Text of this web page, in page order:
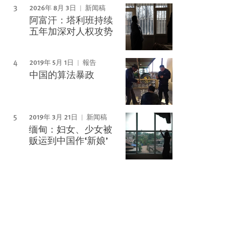
2026年 8月 3日 新闻稿
阿富汗：塔利班持续
五年加深对人权攻势
2019年 5月 1日 報告
中国的算法暴政
2019年 3月 21日 新闻稿
缅甸：妇女、少女被
贩运到中国作‘新娘’